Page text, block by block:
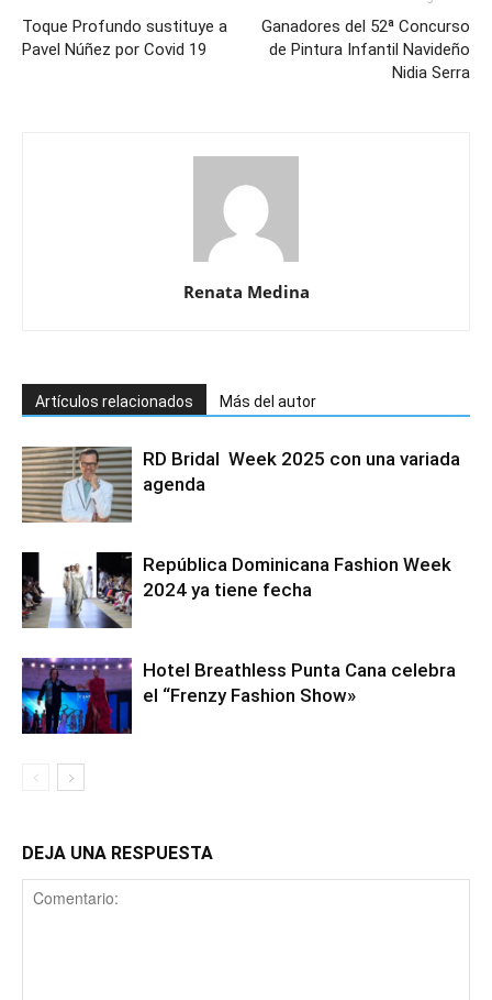
Toque Profundo sustituye a
Pavel Núñez por Covid 19
Ganadores del 52ª Concurso
de Pintura Infantil Navideño
Nidia Serra
Renata Medina
Artículos relacionados Más del autor
RD Bridal Week 2025 con una variada
agenda
República Dominicana Fashion Week
2024 ya tiene fecha
Hotel Breathless Punta Cana celebra
el “Frenzy Fashion Show»
DEJA UNA RESPUESTA